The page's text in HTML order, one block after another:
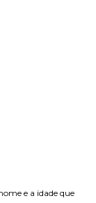
e a idade que